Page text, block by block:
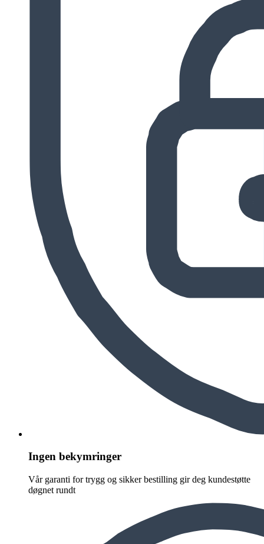
Ingen bekymringer
Vår garanti for trygg og sikker bestilling gir deg kundestøtte
døgnet rundt